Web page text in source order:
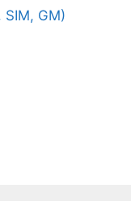
SIM, GM)